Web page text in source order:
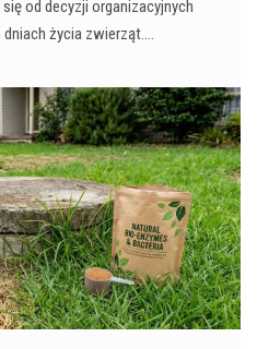
od decyzji organizacyjnych
życia zwierząt.…